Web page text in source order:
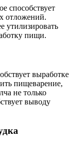
способствует
отложений.
утилизировать
пищи.
выработке
пищеварение,
не только
выводу